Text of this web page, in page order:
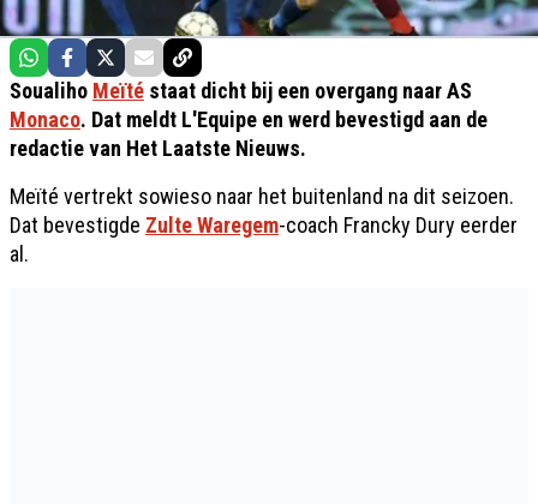
Soualiho Meïté staat dicht bij een overgang naar AS
Monaco. Dat meldt L'Equipe en werd bevestigd aan de
redactie van Het Laatste Nieuws.
Meïté vertrekt sowieso naar het buitenland na dit seizoen.
Dat bevestigde Zulte Waregem-coach Francky Dury eerder
al.